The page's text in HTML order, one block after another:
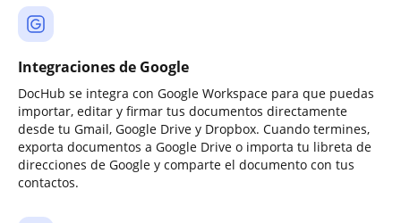
Integraciones de Google
DocHub se integra con Google Workspace para que puedas
importar, editar y firmar tus documentos directamente
desde tu Gmail, Google Drive y Dropbox. Cuando termines,
exporta documentos a Google Drive o importa tu libreta de
direcciones de Google y comparte el documento con tus
contactos.